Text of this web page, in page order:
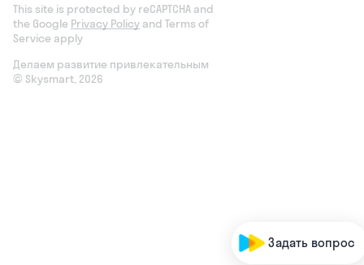
This site is protected by reCAPTCHA and
the Google Privacy Policy and Terms of
Service apply
Делаем развитие привлекательным
© Skysmart, 2026
Задать вопрос